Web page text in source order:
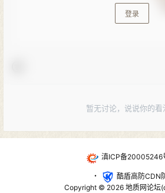
登录
暂无讨论，说说你的看
滇ICP备20005246
・
酷盾高防CDN
Copyright © 2026 地质网论坛